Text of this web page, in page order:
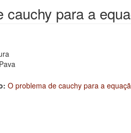
cauchy para a
O problema de cauchy para a